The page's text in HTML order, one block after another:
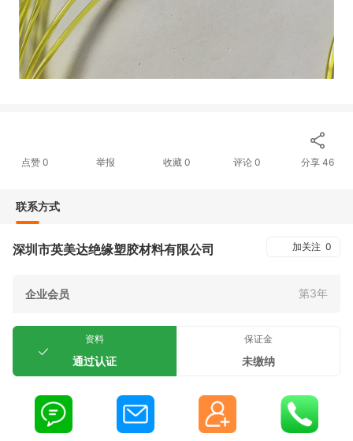
点赞0 举报 收藏 0 评论0 分享46
联系方式
加关注 0
深圳市英美达绝缘塑胶材料有限公司
企业会员 第3年
资料
通过认证
保证金
未缴纳